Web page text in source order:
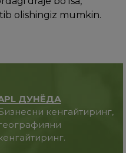
olishingiz mumkin.
ДУНЁДА
кенгайтиринг,